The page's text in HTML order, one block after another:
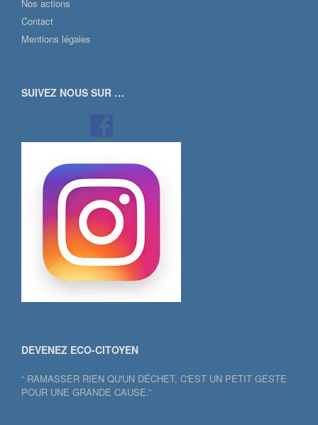
Nos actions
Contact
Mentions légales
SUIVEZ NOUS SUR …
DEVENEZ ECO-CITOYEN
“ RAMASSER RIEN QU'UN DÉCHET, C'EST UN PETIT GESTE
POUR UNE GRANDE CAUSE.”